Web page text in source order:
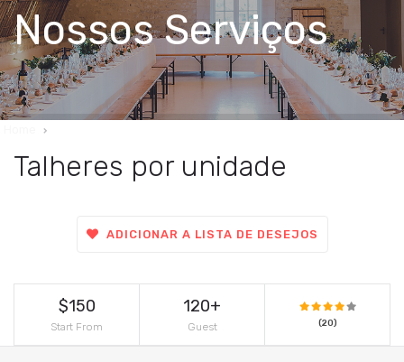
Nossos Serviços
Talheres por unidade
ADICIONAR A LISTA DE DESEJOS
$150
Start From
120+
Guest (20)